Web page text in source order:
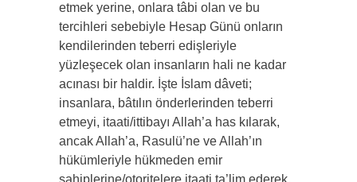
etmek yerine, onlara tâbi olan ve bu
tercihleri sebebiyle Hesap Günü onların
kendilerinden teberri edişleriyle
yüzleşecek olan insanların hali ne kadar
acınası bir haldir. İşte İslam dâveti;
insanlara, bâtılın önderlerinden teberri
etmeyi, itaati/ittibayı Allah’a has kılarak,
ancak Allah’a, Rasulü’ne ve Allah’ın
hükümleriyle hükmeden emir